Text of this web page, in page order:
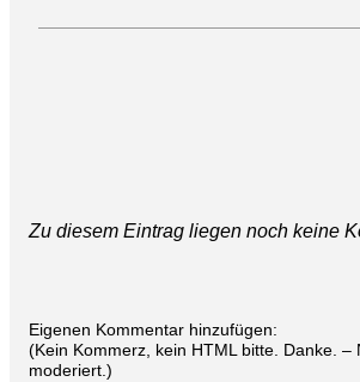
Zu diesem Eintrag liegen noch keine
Eigenen Kommentar hinzufügen:
(Kein Kommerz, kein HTML bitte. Danke. –
moderiert.)